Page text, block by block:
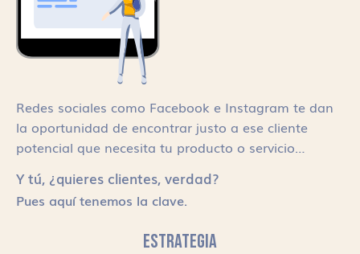
Redes sociales como Facebook e Instagram te dan
la oportunidad de encontrar justo a ese cliente
potencial que necesita tu producto o servicio…
Y tú, ¿quieres clientes, verdad?
Pues aquí tenemos la clave.
ESTRATEGIA